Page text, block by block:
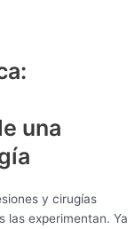
una
y cirugías
las experimentan. Ya